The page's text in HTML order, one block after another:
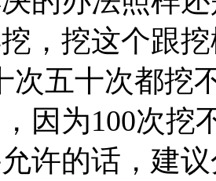
，挖这个跟
次五十次都挖
因为100次挖
许的话，建